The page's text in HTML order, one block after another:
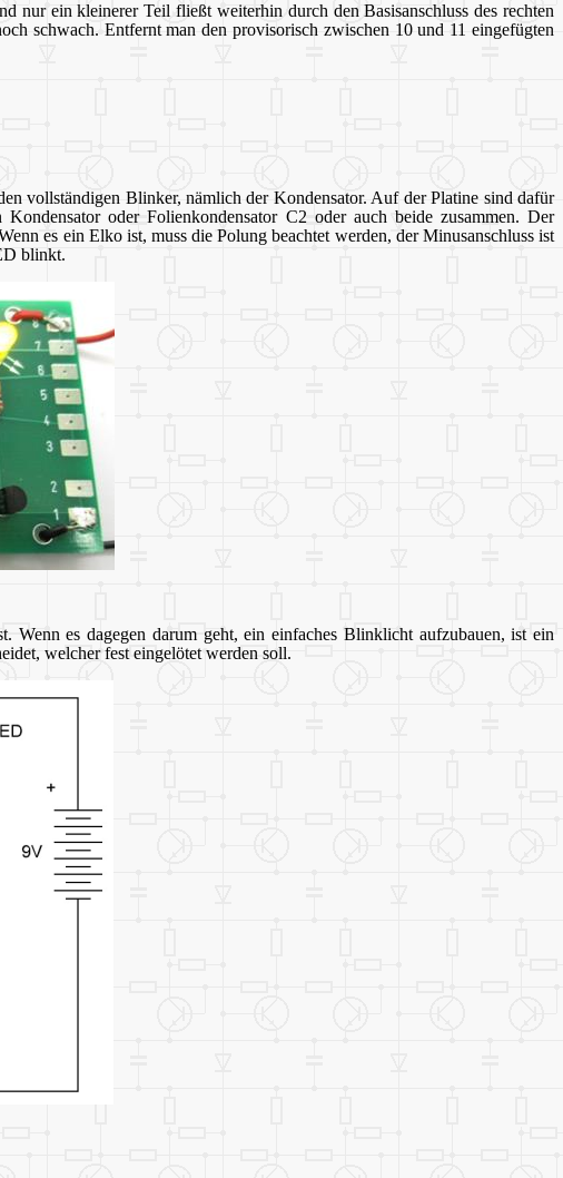
nur ein kleinerer Teil fließt weiterhin durch den Basisanschluss des rechten
schwach. Entfernt man den provisorisch zwischen 10 und 11 eingefügten
vollständigen Blinker, nämlich der Kondensator. Auf der Platine sind dafür
oder Folienkondensator C2 oder auch beide zusammen. Der
es ein Elko ist, muss die Polung beachtet werden, der Minusanschluss ist
blinkt.
es dagegen darum geht, ein einfaches Blinklicht aufzubauen, ist ein
welcher fest eingelötet werden soll.